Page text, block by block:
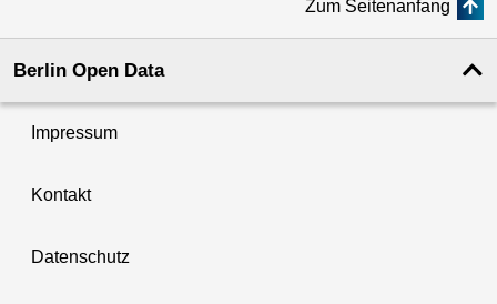
a
e
Zum Seitenanfang
Berlin Open Data
Impressum
Kontakt
Datenschutz